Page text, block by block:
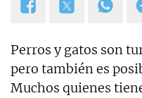
Perros y gatos son
pero también es
Muchos quienes